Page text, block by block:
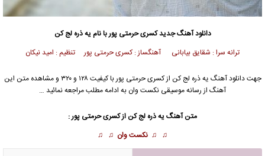
دانلود آهنگ جدیدکسری حرمتی پوربا نام یه ذره لج کن
ترانه سرا : شقایق بیابانی آهنگساز : کسری حرمتی پور تنظیم : امید نیکان
جهت دانلود آهنگ یه ذره لج کن ازکسری حرمتی پور
با کیفیت ۱۲۸ و ۳۲۰ و مشاهده متن این
آهنگ از رسانه موسیقی نکست وان به ادامه مطلب مراجعه نمائید …
متن آهنگ یه ذره لج کن ازکسری حرمتی پور:
♫ ♫ نکست وان ♫ ♫